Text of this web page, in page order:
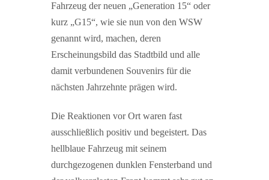
Fahrzeug der neuen „Generation 15“ oder
kurz „G15“, wie sie nun von den WSW
genannt wird, machen, deren
Erscheinungsbild das Stadtbild und alle
damit verbundenen Souvenirs für die
nächsten Jahrzehnte prägen wird.
Die Reaktionen vor Ort waren fast
ausschließlich positiv und begeistert. Das
hellblaue Fahrzeug mit seinem
durchgezogenen dunklen Fensterband und